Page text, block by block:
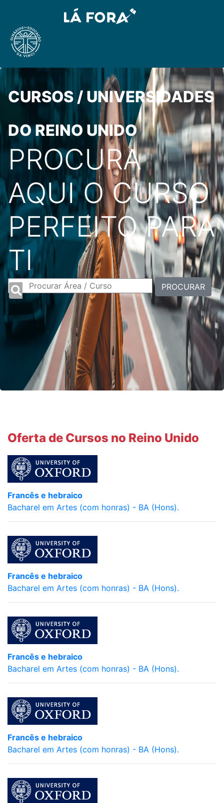
CURSOS / UNIVERSIDADES
DO REINO UNIDO
PROCURA
AQUI O CURSO
PERFEITO PARA
TI
PROCURAR
Oferta de Cursos no Reino Unido
Francês e hebraico
Bacharel em Artes (com honras) - BA (Hons).
Francês e hebraico
Bacharel em Artes (com honras) - BA (Hons).
Francês e hebraico
Bacharel em Artes (com honras) - BA (Hons).
Francês e hebraico
Bacharel em Artes (com honras) - BA (Hons).